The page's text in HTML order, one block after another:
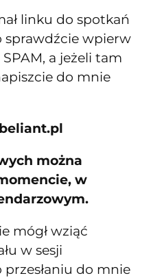
linku do spotkań
sprawdźcie wpierw
a jeżeli tam
do mnie
można
w
mógł wziąć
w sesji
do mnie